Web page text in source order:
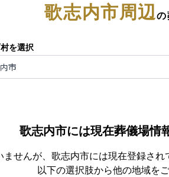
函館市
歌志内市周辺 の
を選択
市
歌志内市には現在葬儀場情
せんが、 歌志内市には現在登録され
以下の選択肢から他の地域をご